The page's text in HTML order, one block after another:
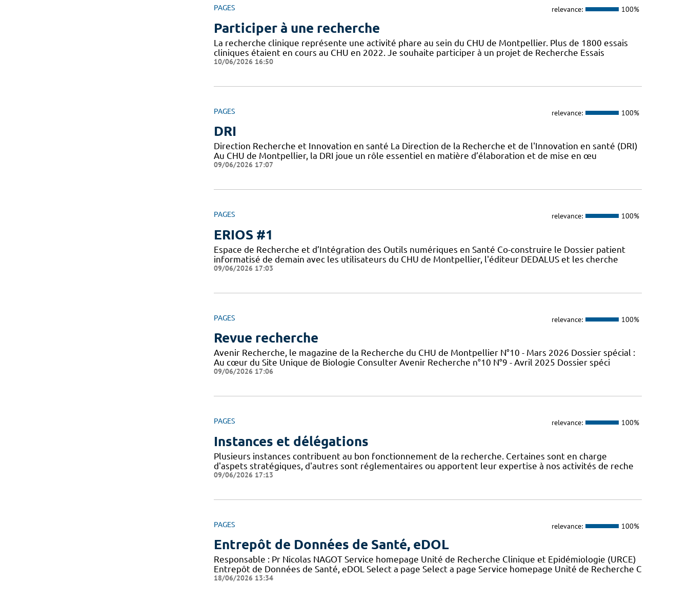
PAGES relevance: 100%
Participer à une recherche
La recherche clinique représente une activité phare au sein du CHU de Montpellier. Plus de 1800 essais
cliniques étaient en cours au CHU en 2022. Je souhaite participer à un projet de Recherche Essais
10/06/2026 16:50
PAGES relevance: 100%
DRI
Direction Recherche et Innovation en santé La Direction de la Recherche et de l'Innovation en santé (DRI)
Au CHU de Montpellier, la DRI joue un rôle essentiel en matière d’élaboration et de mise en œu
09/06/2026 17:07
PAGES relevance: 100%
ERIOS #1
Espace de Recherche et d’Intégration des Outils numériques en Santé Co-construire le Dossier patient
informatisé de demain avec les utilisateurs du CHU de Montpellier, l'éditeur DEDALUS et les cherche
09/06/2026 17:03
PAGES relevance: 100%
Revue recherche
Avenir Recherche, le magazine de la Recherche du CHU de Montpellier N°10 - Mars 2026 Dossier spécial :
Au cœur du Site Unique de Biologie Consulter Avenir Recherche n°10 N°9 - Avril 2025 Dossier spéci
09/06/2026 17:06
PAGES relevance: 100%
Instances et délégations
Plusieurs instances contribuent au bon fonctionnement de la recherche. Certaines sont en charge
d'aspets stratégiques, d'autres sont réglementaires ou apportent leur expertise à nos activités de reche
09/06/2026 17:13
PAGES relevance: 100%
Entrepôt de Données de Santé, eDOL
Responsable : Pr Nicolas NAGOT Service homepage Unité de Recherche Clinique et Epidémiologie (URCE)
Entrepôt de Données de Santé, eDOL Select a page Select a page Service homepage Unité de Recherche C
18/06/2026 13:34